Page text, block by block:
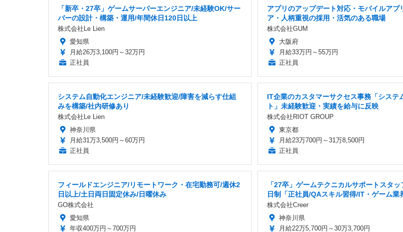
「新卒・27卒」ゲームサーバーエンジニア/未経験OK/サー
バーの設計・構築・運用/年間休日120日以上
株式会社Le Lien
愛知県
月給26万3,100円～32万円
正社員
アプリのアップデート対応・モバイルアプ
ア・人柄重視の採用・活気のある職場
株式会社GUM
大阪府
月給33万円～55万円
正社員
システム自動化エンジニア/未経験歓迎/障害を減らす仕組
みを構築/社内研修あり
株式会社Le Lien
神奈川県
月給31万3,500円～60万円
正社員
IT企業のカスタマーサクセス事務「システ
ト」未経験歓迎・実績を給与に反映
株式会社RIOT GROUP
東京都
月給23万700円～31万8,500円
正社員
フィールドエンジニア/リモートワーク・在宅勤務可/週休2
日以上/土日両日固定休み/日曜休み
GO株式会社
愛知県
年収400万円～700万円
「27卒」ゲームテクニカルサポートスタ
日制「正社員/QAスキル習得/IT・ゲーム業
株式会社Creer
神奈川県
月給22万5,700円～30万3,700円